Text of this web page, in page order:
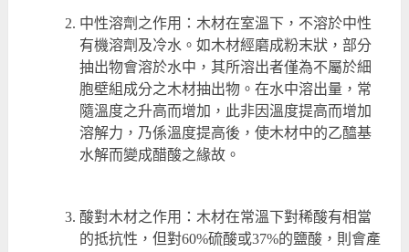
中性溶劑之作用：木材在室溫下，不溶於中性
有機溶劑及冷水。如木材經磨成粉末狀，部分
抽出物會溶於水中，其所溶出者僅為不屬於細
胞壁組成分之木材抽出物。在水中溶出量，常
隨溫度之升高而增加，此非因溫度提高而增加
溶解力，乃係溫度提高後，使木材中的乙醯基
水解而變成醋酸之緣故。
酸對木材之作用：木材在常溫下對稀酸有相當
的抵抗性，但對60%硫酸或37%的鹽酸，則會產